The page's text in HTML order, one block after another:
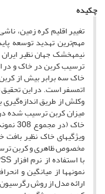
چکیده
تغییر اقلیم کره زمین،
مهم‌ترین تهدید توسعه
نیمه­خشک جهان نظیر
ترسیب کربن در خاک و در
خاک سه برابر بیش از
اتمسفر است. در این تحقیق
وکلش از طریق
میزان کربن ترسیب شده
ویژگی­های خاک نظیر بافت
مخصوص ظاهری و کربن
نمونه­ها از میانگین و
ارائه مدل از روش